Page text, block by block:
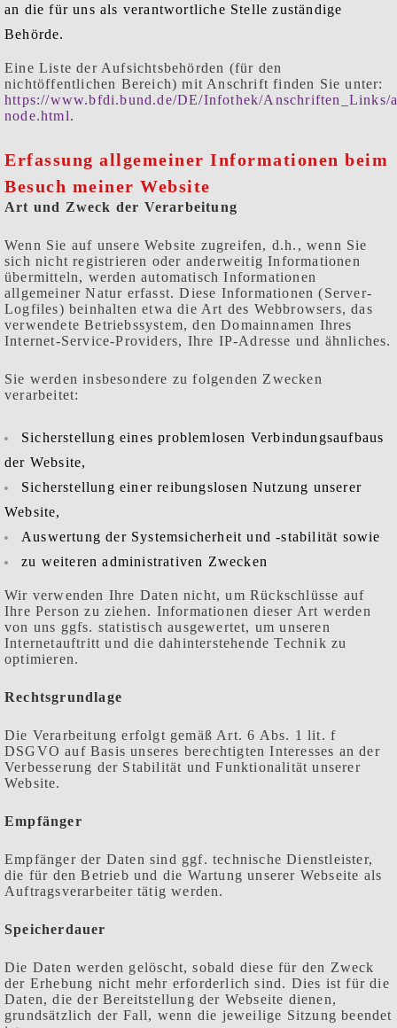
an die für uns als verantwortliche Stelle zuständige
Behörde.
Eine Liste der Aufsichtsbehörden (für den
nichtöffentlichen Bereich) mit Anschrift finden Sie unter:
https://www.bfdi.bund.de/DE/Infothek/Anschriften_Links/
node.html.
Erfassung allgemeiner Informationen beim
Besuch meiner Website
Art und Zweck der Verarbeitung
Wenn Sie auf unsere Website zugreifen, d.h., wenn Sie
sich nicht registrieren oder anderweitig Informationen
übermitteln, werden automatisch Informationen
allgemeiner Natur erfasst. Diese Informationen (Server-
Logfiles) beinhalten etwa die Art des Webbrowsers, das
verwendete Betriebssystem, den Domainnamen Ihres
Internet-Service-Providers, Ihre IP-Adresse und ähnliches.
Sie werden insbesondere zu folgenden Zwecken
verarbeitet:
Sicherstellung eines problemlosen Verbindungsaufbaus
der Website,
Sicherstellung einer reibungslosen Nutzung unserer
Website,
Auswertung der Systemsicherheit und -stabilität sowie
zu weiteren administrativen Zwecken
Wir verwenden Ihre Daten nicht, um Rückschlüsse auf
Ihre Person zu ziehen. Informationen dieser Art werden
von uns ggfs. statistisch ausgewertet, um unseren
Internetauftritt und die dahinterstehende Technik zu
optimieren.
Rechtsgrundlage
Die Verarbeitung erfolgt gemäß Art. 6 Abs. 1 lit. f
DSGVO auf Basis unseres berechtigten Interesses an der
Verbesserung der Stabilität und Funktionalität unserer
Website.
Empfänger
Empfänger der Daten sind ggf. technische Dienstleister,
die für den Betrieb und die Wartung unserer Webseite als
Auftragsverarbeiter tätig werden.
Speicherdauer
Die Daten werden gelöscht, sobald diese für den Zweck
der Erhebung nicht mehr erforderlich sind. Dies ist für die
Daten, die der Bereitstellung der Webseite dienen,
grundsätzlich der Fall, wenn die jeweilige Sitzung beendet